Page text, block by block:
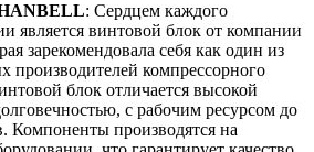
: Сердцем каждого
является винтовой блок от компании
зарекомендовала себя как один из
производителей компрессорного
блок отличается высокой
с рабочим ресурсом до
Компоненты производятся на